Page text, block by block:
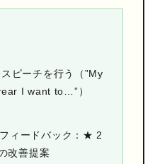
ピーチを行う（”My
I want to…”）
ィードバック：★ 2
改善提案